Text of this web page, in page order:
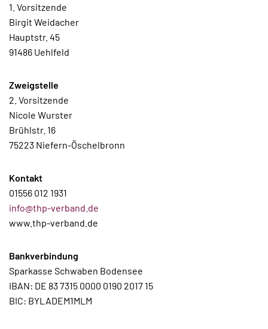
1. Vorsitzende
Birgit Weidacher
Hauptstr. 45
91486 Uehlfeld
Zweigstelle
2. Vorsitzende
Nicole Wurster
Brühlstr. 16
75223 Niefern-Öschelbronn
Kontakt
01556 012 1931
info@thp-verband.de
www.thp-verband.de
Bankverbindung
Sparkasse Schwaben Bodensee
IBAN: DE 83 7315 0000 0190 2017 15
BIC: BYLADEM1MLM